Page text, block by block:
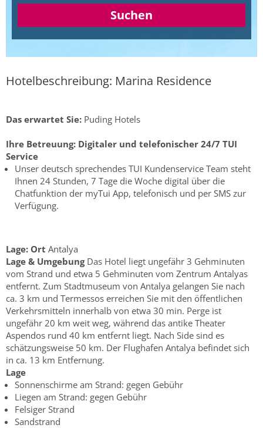
Suchen
Hotelbeschreibung: Marina Residence
Das erwartet Sie: Puding Hotels
Ihre Betreuung: Digitaler und telefonischer 24/7 TUI
Service
Unser deutsch sprechendes TUI Kundenservice Team steht
Ihnen 24 Stunden, 7 Tage die Woche digital über die
Chatfunktion der myTui App, telefonisch und per SMS zur
Verfügung.
Lage: Ort Antalya
Lage & UmgebungDas Hotel liegt ungefähr 3 Gehminuten
vom Strand und etwa 5 Gehminuten vom Zentrum Antalyas
entfernt. Zum Stadtmuseum von Antalya gelangen Sie nach
ca. 3 km und Termessos erreichen Sie mit den öffentlichen
Verkehrsmitteln innerhalb von etwa 30 min. Perge ist
ungefähr 20 km weit weg, während das antike Theater
Aspendos rund 40 km entfernt liegt. Nach Side sind es
schätzungsweise 50 km. Der Flughafen Antalya befindet sich
in ca. 13 km Entfernung.
Lage
Sonnenschirme am Strand: gegen Gebühr
Liegen am Strand: gegen Gebühr
Felsiger Strand
Sandstrand